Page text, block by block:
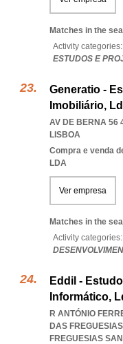
Matches in the
Activity categories:
ESTUDOS E
Generatio -
Imobiliário,
AV DE BERNA 56
LISBOA
Compra e venda
LDA
Ver empresa
Matches in the
Activity categories:
Eddil -
Informático,
R ANTÓNIO
DAS
FREGUESIAS